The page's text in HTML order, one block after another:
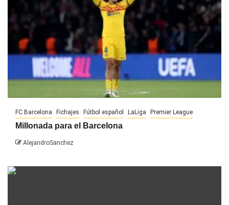
FC Barcelona Fichajes Fútbol español LaLiga Premier League
Millonada para el Barcelona
AlejandroSanchez